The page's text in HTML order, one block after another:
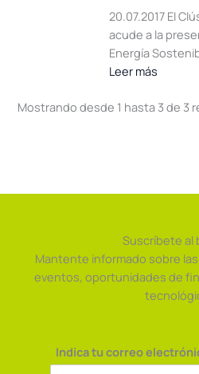
20.07.2017 El
acude a la
Energía
Leer más
Mostrando desde 1 hasta 3 de 3
Suscríbete al
Mantente informado sobre
eventos, oportunidades de
Indica tu correo